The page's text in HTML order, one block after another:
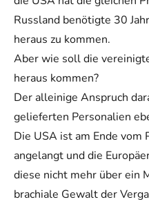
Russland benötigte 30
heraus zu kommen.
Aber wie soll die
heraus kommen?
Der alleinige Anspruch
gelieferten Personalien
Die USA ist am Ende vom
angelangt und die
diese nicht mehr über ein
brachiale Gewalt der